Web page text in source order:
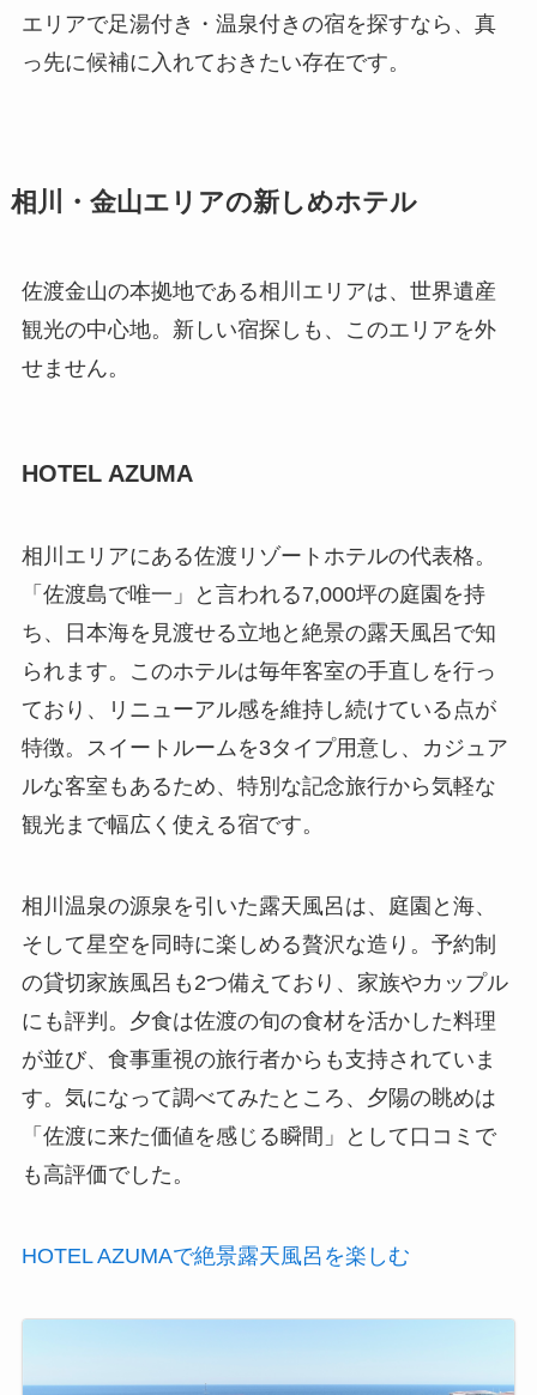
エリアで足湯付き・温泉付きの宿を探すなら、真
っ先に候補に入れておきたい存在です。
相川・金山エリアの新しめホテル
佐渡金山の本拠地である相川エリアは、世界遺産
観光の中心地。新しい宿探しも、このエリアを外
せません。
HOTEL AZUMA
相川エリアにある佐渡リゾートホテルの代表格。
「佐渡島で唯一」と言われる7,000坪の庭園を持
ち、日本海を見渡せる立地と絶景の露天風呂で知
られます。このホテルは毎年客室の手直しを行っ
ており、リニューアル感を維持し続けている点が
特徴。スイートルームを3タイプ用意し、カジュア
ルな客室もあるため、特別な記念旅行から気軽な
観光まで幅広く使える宿です。
相川温泉の源泉を引いた露天風呂は、庭園と海、
そして星空を同時に楽しめる贅沢な造り。予約制
の貸切家族風呂も2つ備えており、家族やカップル
にも評判。夕食は佐渡の旬の食材を活かした料理
が並び、食事重視の旅行者からも支持されていま
す。気になって調べてみたところ、夕陽の眺めは
「佐渡に来た価値を感じる瞬間」として口コミで
も高評価でした。
HOTEL AZUMAで絶景露天風呂を楽しむ